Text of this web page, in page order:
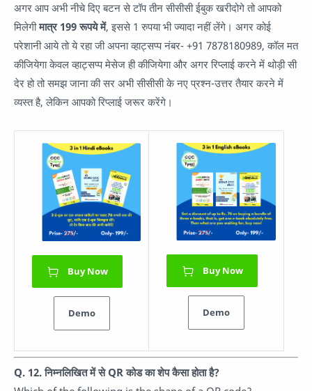
अगर आप अभी नीचे दिए बटन से टॉप तीन सीसीसी ईबुक खरीदोगे तो आपको
मिलेगीमात्र 199 रूपये में, इससे 1 रुपया भी ज्यादा नहीं लेंगे। अगर कोई
परेशानी आये तो ये रहा जी अपना व्हाट्सप्प नंबर- +91 7878180989, कॉल मत
कीजियेगा केवल व्हाट्सप्प मेसेज ही कीजियेगा और अगर रिप्लाई करने में थोड़ी सी
देर हो तो समझ जाना की सर अभी सीसीसी के नए प्रश्न-उत्तर तैयार करने में
व्यस्त है, लेकिन आपको रिप्लाई जरूर करेंगे।
Buy Now
Demo
Buy Now
Demo
Q. 12. निम्नलिखित में से QR कोड का शेप कैसा होता है?